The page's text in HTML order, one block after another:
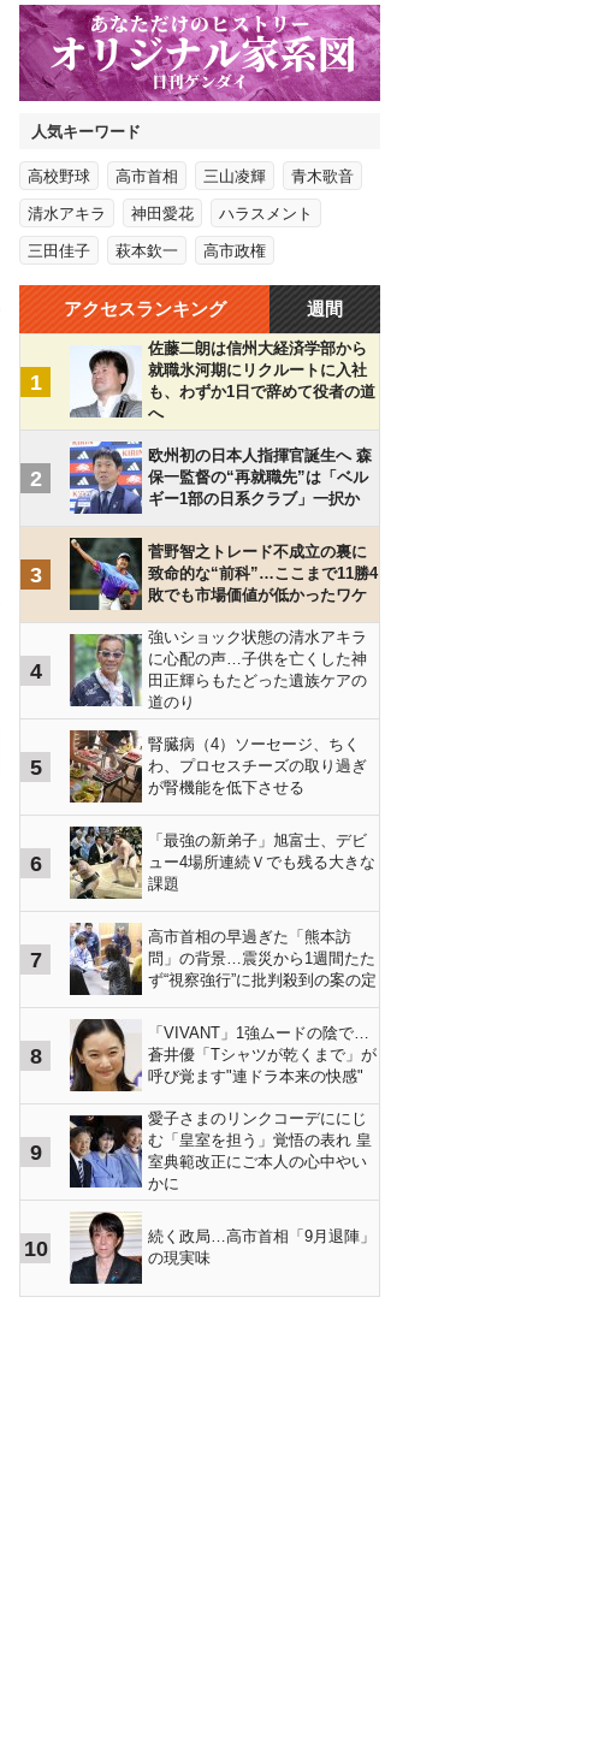
人気キーワード
高校野球 高市首相 三山凌輝 青木歌音
清水アキラ 神田愛花 ハラスメント
三田佳子 萩本欽一 高市政権
アクセスランキング 週間
1
佐藤二朗は信州大経済学部から
就職氷河期にリクルートに入社
も、わずか1日で辞めて役者の道
へ
2
欧州初の日本人指揮官誕生へ 森
保一監督の“再就職先”は「ベル
ギー1部の日系クラブ」一択か
3
菅野智之トレード不成立の裏に
致命的な“前科”…ここまで11勝4
敗でも市場価値が低かったワケ
4
強いショック状態の清水アキラ
に心配の声…子供を亡くした神
田正輝らもたどった遺族ケアの
道のり
5
腎臓病（4）ソーセージ、ちく
わ、プロセスチーズの取り過ぎ
が腎機能を低下させる
6
「最強の新弟子」旭富士、デビ
ュー4場所連続Ｖでも残る大きな
課題
7
高市首相の早過ぎた「熊本訪
問」の背景…震災から1週間たた
ず“視察強行”に批判殺到の案の定
8
「VIVANT」1強ムードの陰で…
蒼井優「Tシャツが乾くまで」が
呼び覚ます"連ドラ本来の快感"
9
愛子さまのリンクコーデににじ
む「皇室を担う」覚悟の表れ 皇
室典範改正にご本人の心中やい
かに
10
続く政局…高市首相「9月退陣」
の現実味